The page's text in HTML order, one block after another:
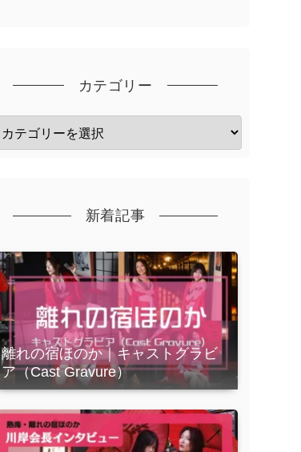
カテゴリー
新着記事
離れの宿ほのか｜キャストグラビ
ア（Cast Gravure）